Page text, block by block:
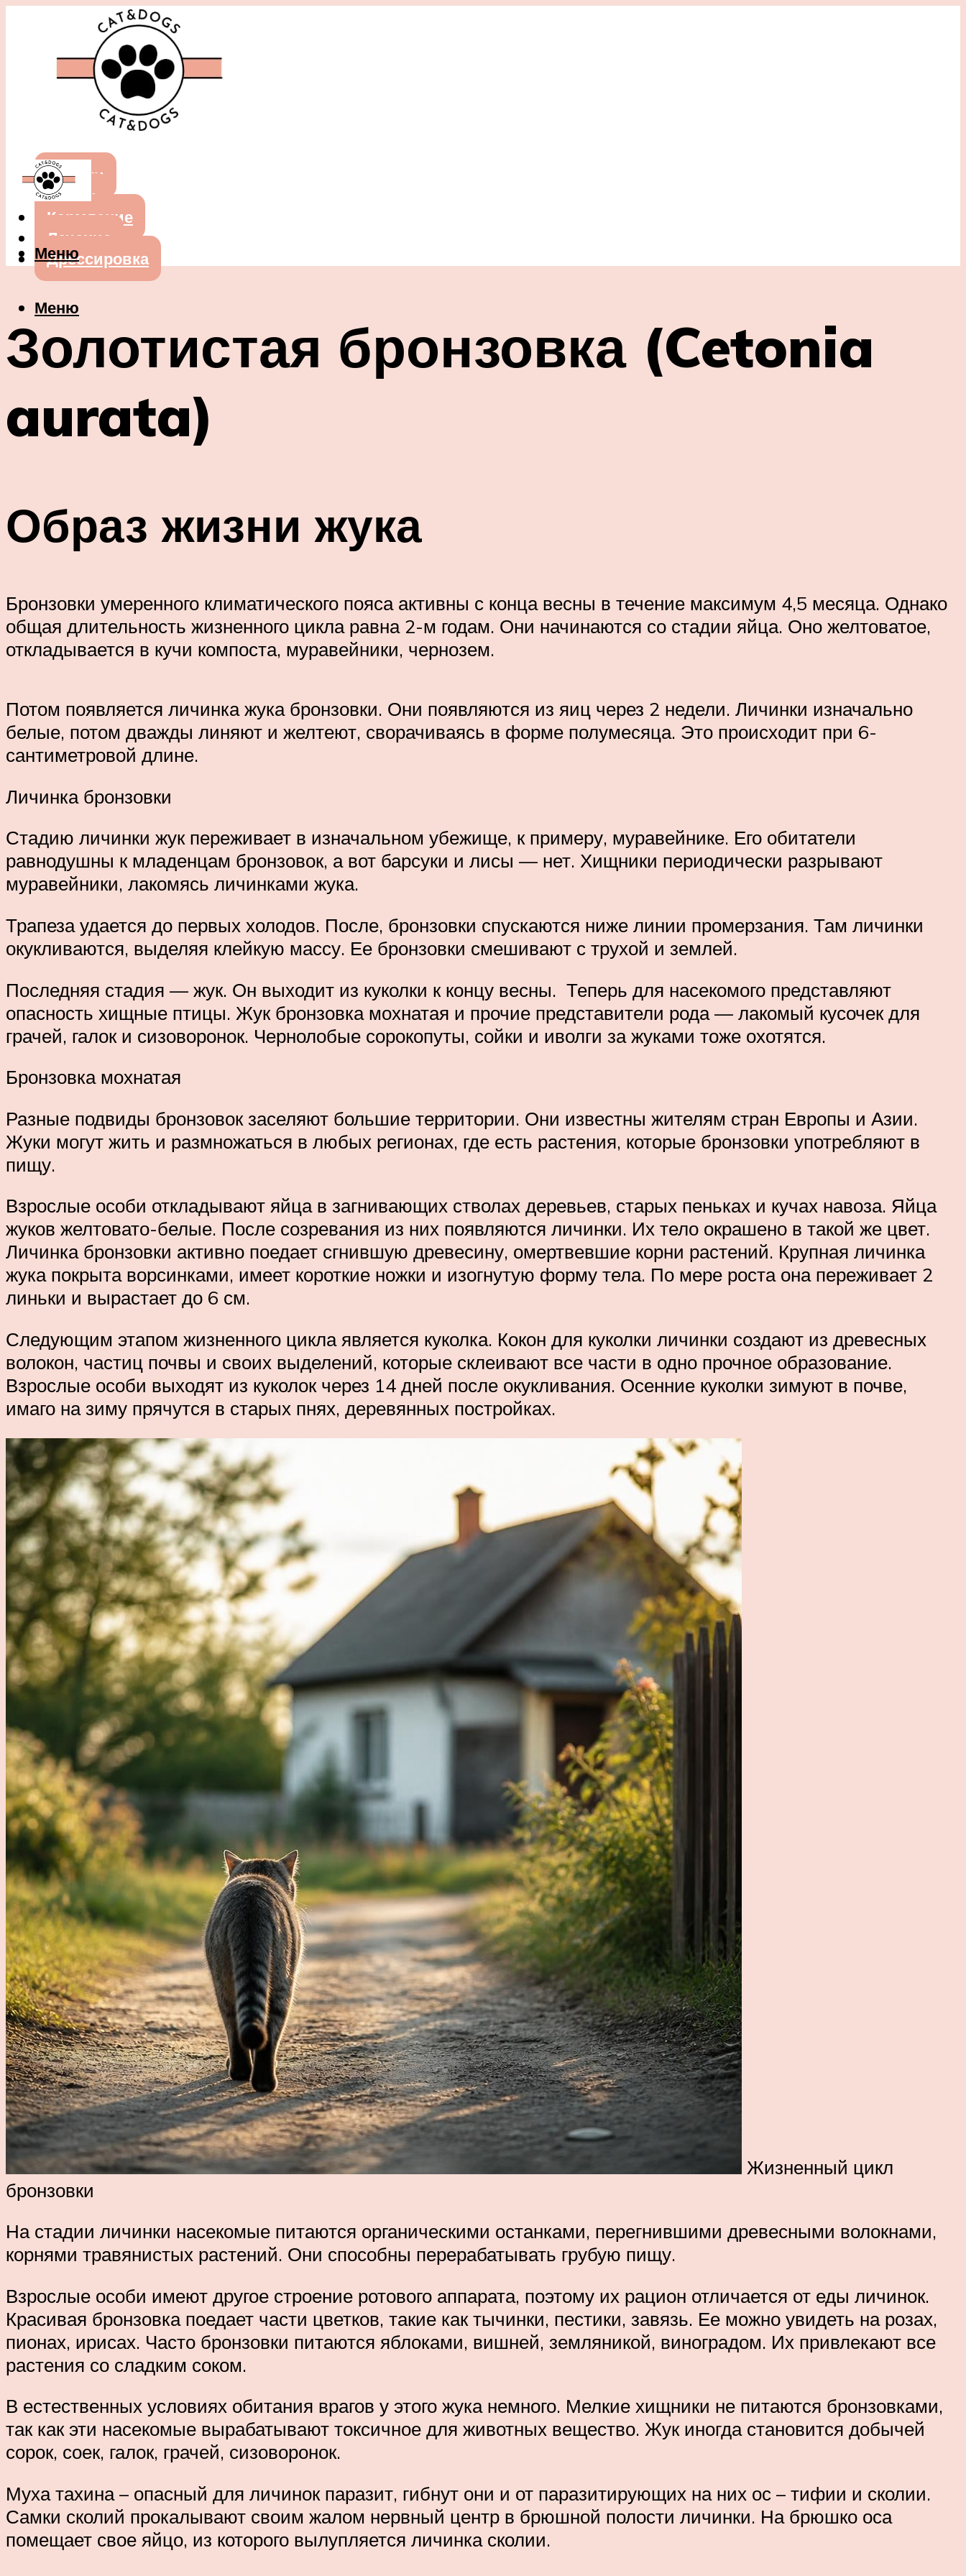
Собаки
Кошки
Кормление
Лечение
Дрессировка
Меню
Меню
Золотистая бронзовка (Cetonia
aurata)
Образ жизни жука
Бронзовки умеренного климатического пояса активны с конца весны в течение максимум 4,5 месяца. Однако
общая длительность жизненного цикла равна 2-м годам. Они начинаются со стадии яйца. Оно желтоватое,
откладывается в кучи компоста, муравейники, чернозем.
Потом появляется личинка жука бронзовки. Они появляются из яиц через 2 недели. Личинки изначально
белые, потом дважды линяют и желтеют, сворачиваясь в форме полумесяца. Это происходит при 6-
сантиметровой длине.
Личинка бронзовки
Стадию личинки жук переживает в изначальном убежище, к примеру, муравейнике. Его обитатели
равнодушны к младенцам бронзовок, а вот барсуки и лисы — нет. Хищники периодически разрывают
муравейники, лакомясь личинками жука.
Трапеза удается до первых холодов. После, бронзовки спускаются ниже линии промерзания. Там личинки
окукливаются, выделяя клейкую массу. Ее бронзовки смешивают с трухой и землей.
Последняя стадия — жук. Он выходит из куколки к концу весны. Теперь для насекомого представляют
опасность хищные птицы. Жук бронзовка мохнатая и прочие представители рода — лакомый кусочек для
грачей, галок и сизоворонок. Чернолобые сорокопуты, сойки и иволги за жуками тоже охотятся.
Бронзовка мохнатая
Разные подвиды бронзовок заселяют большие территории. Они известны жителям стран Европы и Азии.
Жуки могут жить и размножаться в любых регионах, где есть растения, которые бронзовки употребляют в
пищу.
Взрослые особи откладывают яйца в загнивающих стволах деревьев, старых пеньках и кучах навоза. Яйца
жуков желтовато-белые. После созревания из них появляются личинки. Их тело окрашено в такой же цвет.
Личинка бронзовки активно поедает сгнившую древесину, омертвевшие корни растений. Крупная личинка
жука покрыта ворсинками, имеет короткие ножки и изогнутую форму тела. По мере роста она переживает 2
линьки и вырастает до 6 см.
Следующим этапом жизненного цикла является куколка. Кокон для куколки личинки создают из древесных
волокон, частиц почвы и своих выделений, которые склеивают все части в одно прочное образование.
Взрослые особи выходят из куколок через 14 дней после окукливания. Осенние куколки зимуют в почве,
имаго на зиму прячутся в старых пнях, деревянных постройках.
Жизненный цикл
бронзовки
На стадии личинки насекомые питаются органическими останками, перегнившими древесными волокнами,
корнями травянистых растений. Они способны перерабатывать грубую пищу.
Взрослые особи имеют другое строение ротового аппарата, поэтому их рацион отличается от еды личинок.
Красивая бронзовка поедает части цветков, такие как тычинки, пестики, завязь. Ее можно увидеть на розах,
пионах, ирисах. Часто бронзовки питаются яблоками, вишней, земляникой, виноградом. Их привлекают все
растения со сладким соком.
В естественных условиях обитания врагов у этого жука немного. Мелкие хищники не питаются бронзовками,
так как эти насекомые вырабатывают токсичное для животных вещество. Жук иногда становится добычей
сорок, соек, галок, грачей, сизоворонок.
Муха тахина – опасный для личинок паразит, гибнут они и от паразитирующих на них ос – тифии и сколии.
Самки сколий прокалывают своим жалом нервный центр в брюшной полости личинки. На брюшко оса
помещает свое яйцо, из которого вылупляется личинка сколии.